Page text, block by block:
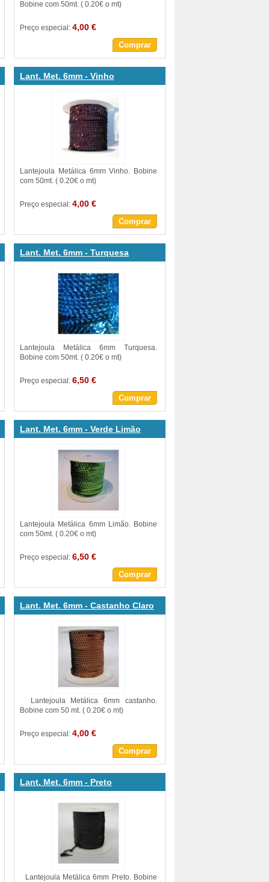
Bobine com 50mt. ( 0.20€ o mt)
Preço especial: 4,00 €
Comprar
Lant. Met. 6mm - Vinho
Lantejoula Metálica 6mm Vinho. Bobine
com 50mt. ( 0.20€ o mt)
Preço especial: 4,00 €
Comprar
Lant. Met. 6mm - Turquesa
Lantejoula Metálica 6mm Turquesa.
Bobine com 50mt. ( 0.20€ o mt)
Preço especial: 6,50 €
Comprar
Lant. Met. 6mm - Verde Limão
Lantejoula Metálica 6mm Limão. Bobine
com 50mt. ( 0.20€ o mt)
Preço especial: 6,50 €
Comprar
Lant. Met. 6mm - Castanho Claro
Lantejoula Metálica 6mm castanho.
Bobine com 50 mt. ( 0.20€ o mt)
Preço especial: 4,00 €
Comprar
Lant. Met. 6mm - Preto
Lantejoula Metálica 6mm Preto. Bobine